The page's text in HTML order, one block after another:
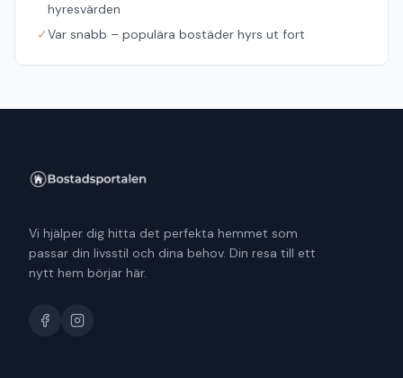
hyresvärden
✓Var snabb – populära bostäder hyrs ut fort
Vi hjälper dig hitta det perfekta hemmet som
passar din livsstil och dina behov. Din resa till ett
nytt hem börjar här.